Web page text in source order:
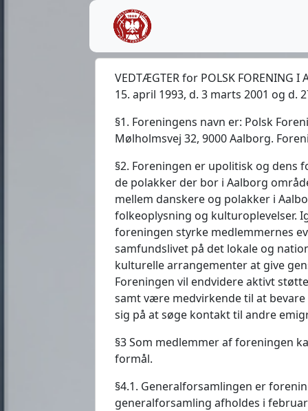
VEDTÆGTER for POLSK
15. april 1993, d. 3 marts 2001 og d.
§1. Foreningens navn er: Polsk
Mølholmsvej 32, 9000 Aalborg.
§2. Foreningen er upolitisk og dens
de polakker der bor i Aalborg
mellem danskere og polakker i
folkeoplysning og kulturoplevelser.
foreningen styrke medlemmernes
samfundslivet på det lokale og
kulturelle arrangementer at give
Foreningen vil endvidere aktivt
samt være medvirkende til at
sig på at søge kontakt til andre
§3 Som medlemmer af foreningen
formål.
§4.1. Generalforsamlingen er
generalforsamling afholdes i